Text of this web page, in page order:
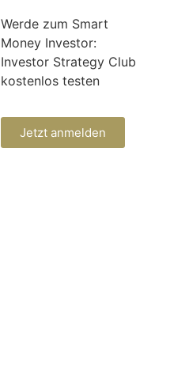
Werde zum Smart
Money Investor:
Investor Strategy Club
kostenlos testen
Jetzt anmelden